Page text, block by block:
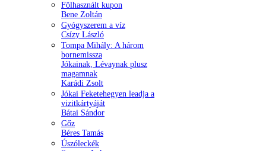
Fölhasznált kupon
Bene Zoltán
Gyógyszerem a víz
Csízy László
Tompa Mihály: A három
bornemissza
Jókainak, Lévaynak plusz
magamnak
Karádi Zsolt
Jókai Feketehegyen leadja a
vizitkártyáját
Bátai Sándor
Gőz
Béres Tamás
Úszóleckék